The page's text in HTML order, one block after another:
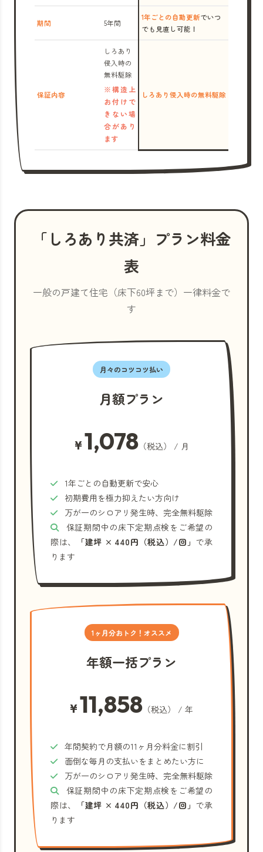
期間 5年間
1年ごとの自動更新でいつ
でも見直し可能！
保証内容
しろあり
侵入時の
無料駆除
※構造上
お付けで
きない場
合があり
ます
しろあり侵入時の無料駆除
「しろあり共済」プラン料金
表
一般の戸建て住宅（床下60坪まで）一律料金で
す
月々のコツコツ払い
月額プラン
¥1,078（税込） / 月
1年ごとの自動更新で安心
初期費用を極力抑えたい方向け
万が一のシロアリ発生時、完全無料駆除
保証期間中の床下定期点検をご希望の
際は、
「建坪 × 440円（税込）/回」 で承
ります
1ヶ月分おトク！オススメ
年額一括プラン
¥11,858 （税込） / 年
年間契約で月額の11ヶ月分料金に割引
面倒な毎月の支払いをまとめたい方に
万が一のシロアリ発生時、完全無料駆除
保証期間中の床下定期点検をご希望の
際は、
「建坪 × 440円（税込）/回」 で承
ります